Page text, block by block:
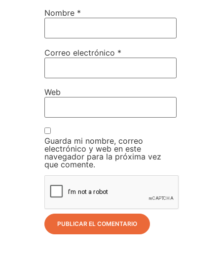
Nombre *
Correo electrónico *
Web
Guarda mi nombre, correo
electrónico y web en este
navegador para la próxima vez
que comente.